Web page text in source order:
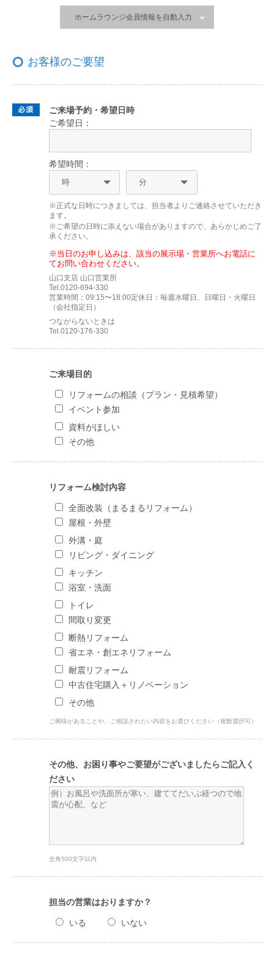
ホームラウンジ会員情報を自動入力
お客様のご要望
ご来場予約・希望日時
ご希望日：
希望時間：
※正式な日時につきましては、担当者よりご連絡させていただき
ます。
※ご希望の日時に添えない場合がありますので、あらかじめご了
承ください。
※当日のお申し込みは、該当の展示場・営業所へお電話に
てお問い合わせください。
山口支店 山口営業所
Tel.0120-694-330
営業時間：09:15〜18:00定休日：毎週水曜日、日曜日・火曜日
（会社指定日）
つながらないときは
Tel.0120-176-330
ご来場目的
リフォームの相談（プラン・見積希望）
イベント参加
資料がほしい
その他
リフォーム検討内容
全面改装（まるまるリフォーム）
屋根・外壁
外溝・庭
リビング・ダイニング
キッチン
浴室・洗面
トイレ
間取り変更
断熱リフォーム
省エネ・創エネリフォーム
耐震リフォーム
中古住宅購入＋リノベーション
その他
ご興味があることや、ご相談されたい内容をお選びください（複数選択可）
その他、お困り事やご要望がございましたらご記入く
ださい
全角500文字以内
担当の営業はおりますか？
いる いない